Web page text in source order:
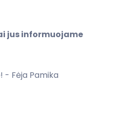
jus informuojame
- Fėja Pamika